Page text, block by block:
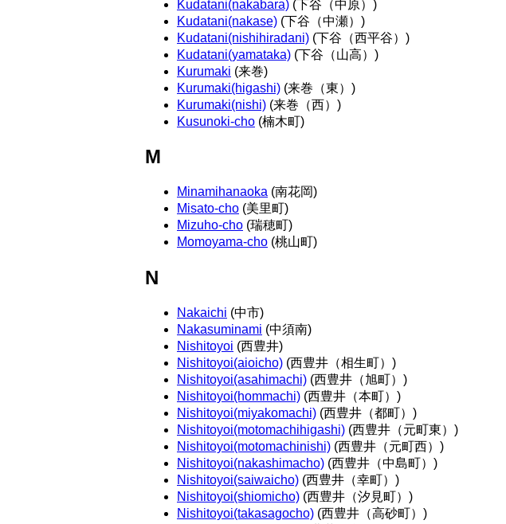
Kudatani(nakabara) (下谷（中原）)
Kudatani(nakase) (下谷（中瀬）)
Kudatani(nishihiradani) (下谷（西平谷）)
Kudatani(yamataka) (下谷（山高）)
Kurumaki (来巻)
Kurumaki(higashi) (来巻（東）)
Kurumaki(nishi) (来巻（西）)
Kusunoki-cho (楠木町)
M
Minamihanaoka (南花岡)
Misato-cho (美里町)
Mizuho-cho (瑞穂町)
Momoyama-cho (桃山町)
N
Nakaichi (中市)
Nakasuminami (中須南)
Nishitoyoi (西豊井)
Nishitoyoi(aioicho) (西豊井（相生町）)
Nishitoyoi(asahimachi) (西豊井（旭町）)
Nishitoyoi(hommachi) (西豊井（本町）)
Nishitoyoi(miyakomachi) (西豊井（都町）)
Nishitoyoi(motomachihigashi) (西豊井（元町東）)
Nishitoyoi(motomachinishi) (西豊井（元町西）)
Nishitoyoi(nakashimacho) (西豊井（中島町）)
Nishitoyoi(saiwaicho) (西豊井（幸町）)
Nishitoyoi(shiomicho) (西豊井（汐見町）)
Nishitoyoi(takasagocho) (西豊井（高砂町）)